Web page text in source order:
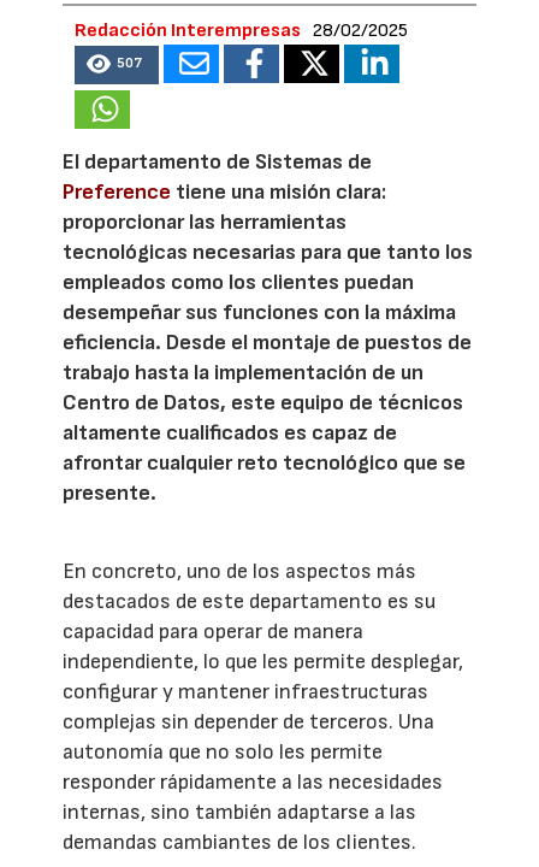
Redacción Interempresas 28/02/2025
507
El departamento de Sistemas de
Preference tiene una misión clara:
proporcionar las herramientas
tecnológicas necesarias para que tanto los
empleados como los clientes puedan
desempeñar sus funciones con la máxima
eficiencia. Desde el montaje de puestos de
trabajo hasta la implementación de un
Centro de Datos, este equipo de técnicos
altamente cualificados es capaz de
afrontar cualquier reto tecnológico que se
presente.
En concreto, uno de los aspectos más
destacados de este departamento es su
capacidad para operar de manera
independiente, lo que les permite desplegar,
configurar y mantener infraestructuras
complejas sin depender de terceros. Una
autonomía que no solo les permite
responder rápidamente a las necesidades
internas, sino también adaptarse a las
demandas cambiantes de los clientes.